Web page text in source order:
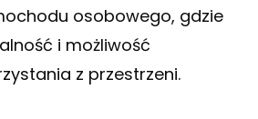
osobowego, gdzie
i możliwość
z przestrzeni.